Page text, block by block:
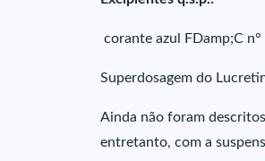
corante azul FDamp;C
Superdosagem do
Ainda não foram
entretanto, com a